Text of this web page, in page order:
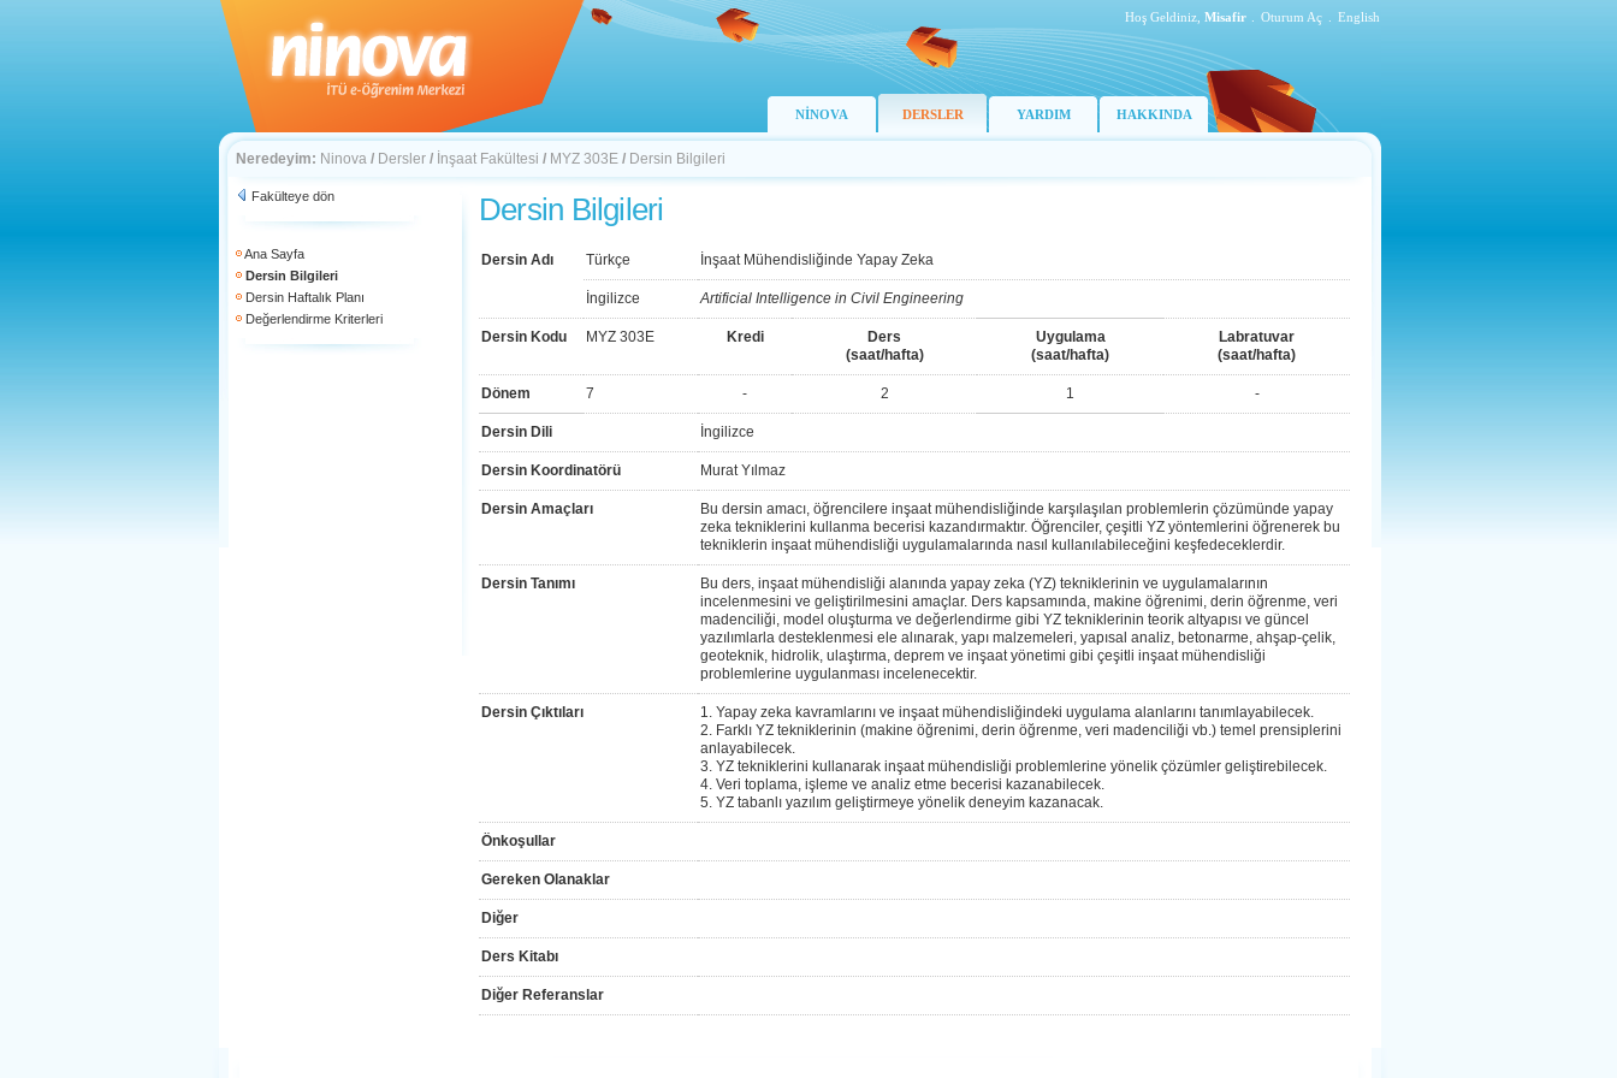
Hoş Geldiniz, Misafir Oturum Aç English
NİNOVA DERSLER YARDIM HAKKINDA
Neredeyim: Ninova / Dersler / İnşaat Fakültesi / MYZ 303E / Dersin Bilgileri
Fakülteye dön
Ana Sayfa
Dersin Bilgileri
Dersin Haftalık Planı
Değerlendirme Kriterleri
Dersin Bilgileri
Dersin Adı Türkçe İnşaat Mühendisliğinde Yapay Zeka
İngilizce Artificial Intelligence in Civil Engineering
Dersin Kodu MYZ 303E Kredi
Ders
(saat/hafta)
Uygulama
(saat/hafta)
Labratuvar
(saat/hafta)
Dönem 7 - 2 1 -
Dersin Dili İngilizce
Dersin Koordinatörü Murat Yılmaz
Dersin Amaçları
Bu dersin amacı, öğrencilere inşaat mühendisliğinde karşılaşılan problemlerin çözümünde yapay
zeka tekniklerini kullanma becerisi kazandırmaktır. Öğrenciler, çeşitli YZ yöntemlerini öğrenerek bu
tekniklerin inşaat mühendisliği uygulamalarında nasıl kullanılabileceğini keşfedeceklerdir.
Dersin Tanımı
Bu ders, inşaat mühendisliği alanında yapay zeka (YZ) tekniklerinin ve uygulamalarının
incelenmesini ve geliştirilmesini amaçlar. Ders kapsamında, makine öğrenimi, derin öğrenme, veri
madenciliği, model oluşturma ve değerlendirme gibi YZ tekniklerinin teorik altyapısı ve güncel
yazılımlarla desteklenmesi ele alınarak, yapı malzemeleri, yapısal analiz, betonarme, ahşap-çelik,
geoteknik, hidrolik, ulaştırma, deprem ve inşaat yönetimi gibi çeşitli inşaat mühendisliği
problemlerine uygulanması incelenecektir.
Dersin Çıktıları
1. Yapay zeka kavramlarını ve inşaat mühendisliğindeki uygulama alanlarını tanımlayabilecek.
2. Farklı YZ tekniklerinin (makine öğrenimi, derin öğrenme, veri madenciliği vb.) temel prensiplerini
anlayabilecek.
3. YZ tekniklerini kullanarak inşaat mühendisliği problemlerine yönelik çözümler geliştirebilecek.
4. Veri toplama, işleme ve analiz etme becerisi kazanabilecek.
5. YZ tabanlı yazılım geliştirmeye yönelik deneyim kazanacak.
Önkoşullar
Gereken Olanaklar
Diğer
Ders Kitabı
Diğer Referanslar